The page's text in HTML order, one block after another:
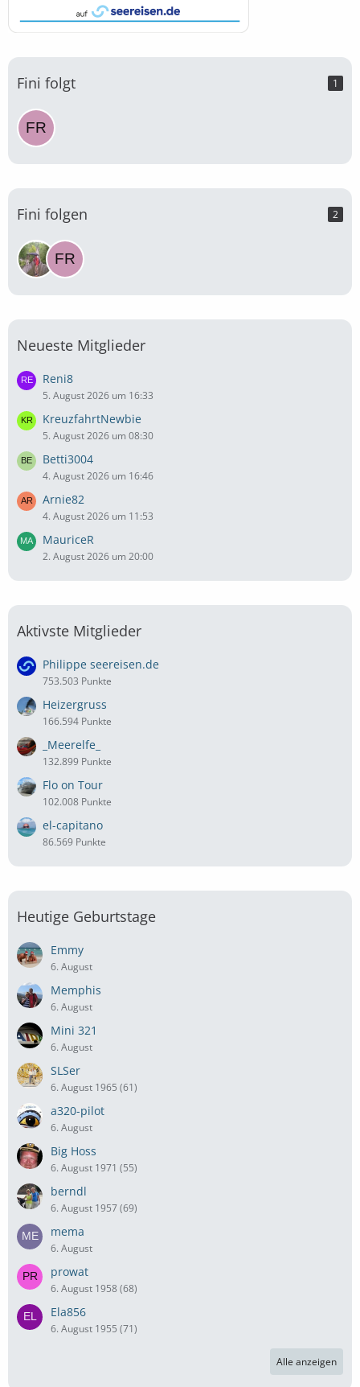
Fini folgt 1
Fini folgen 2
Neueste Mitglieder
Reni8
5. August 2026 um 16:33
KreuzfahrtNewbie
5. August 2026 um 08:30
Betti3004
4. August 2026 um 16:46
Arnie82
4. August 2026 um 11:53
MauriceR
2. August 2026 um 20:00
Aktivste Mitglieder
Philippe seereisen.de
753.503 Punkte
Heizergruss
166.594 Punkte
_Meerelfe_
132.899 Punkte
Flo on Tour
102.008 Punkte
el-capitano
86.569 Punkte
Heutige Geburtstage
Emmy
6. August
Memphis
6. August
Mini 321
6. August
SLSer
6. August 1965 (61)
a320-pilot
6. August
Big Hoss
6. August 1971 (55)
berndl
6. August 1957 (69)
mema
6. August
prowat
6. August 1958 (68)
Ela856
6. August 1955 (71)
Alle anzeigen